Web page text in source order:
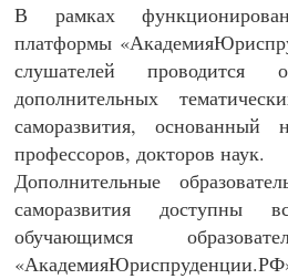
В рамках
платформы
слушателей проводится
дополнительных
саморазвития,
профессоров, докторов наук.
Дополнительные
саморазвития доступны
обучающимся